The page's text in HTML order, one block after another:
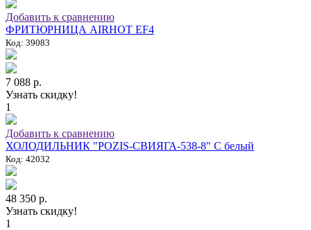
Добавить к сравнению
ФРИТЮРНИЦА AIRHOT EF4
Код: 39083
7 088 р.
Узнать скидку!
1
Добавить к сравнению
ХОЛОДИЛЬНИК "POZIS-СВИЯГА-538-8" C белый
Код: 42032
48 350 р.
Узнать скидку!
1